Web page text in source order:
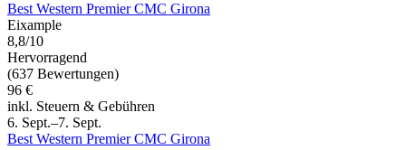
Best Western Premier CMC Girona
Eixample
8,8/10
Hervorragend
(637 Bewertungen)
96 €
inkl. Steuern & Gebühren
6. Sept.–7. Sept.
Best Western Premier CMC Girona